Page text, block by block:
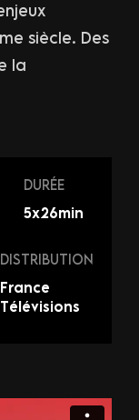
siècle. Des
la
DURÉE
5x26min
DISTRIBUTION
France
Télévisions